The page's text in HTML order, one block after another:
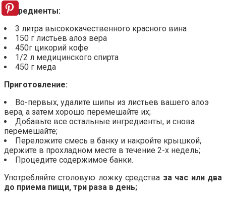
Ингредиенты:
3 литра высококачественного красного вина
150 г листьев алоэ вера
450г цикорий кофе
1/2 л медицинского спирта
450 г меда
Приготовление:
Во-первых, удалите шипы из листьев вашего алоэ
вера, а затем хорошо перемешайте их;
Добавьте все остальные ингредиенты, и снова
перемешайте;
Переложите смесь в банку и накройте крышкой,
держите в прохладном месте в течение 2-х недель;
Процедите содержимое банки.
Употребляйте столовую ложку средства за час или два
до приема пищи, три раза в день;